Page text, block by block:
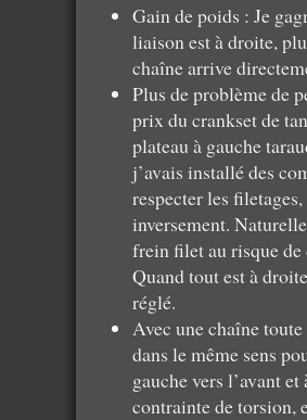
Gain de poids : Je
liaison est à droite,
chaîne arrive
Plus de problème de
prix du crankset de
plateau à gauche
j’avais installé des
respecter les
inversement.
frein filet au risque
Quand tout est à
réglé.
Avec une chaîne
dans le même sens
gauche vers l’avant
contrainte de torsion,